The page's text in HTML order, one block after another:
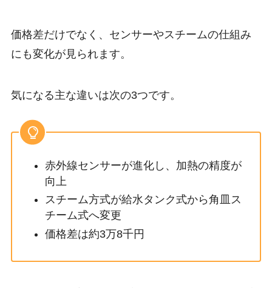
価格差だけでなく、センサーやスチームの仕組み
にも変化が見られます。
気になる主な違いは次の3つです。
赤外線センサーが進化し、加熱の精度が
向上
スチーム方式が給水タンク式から角皿ス
チーム式へ変更
価格差は約3万8千円